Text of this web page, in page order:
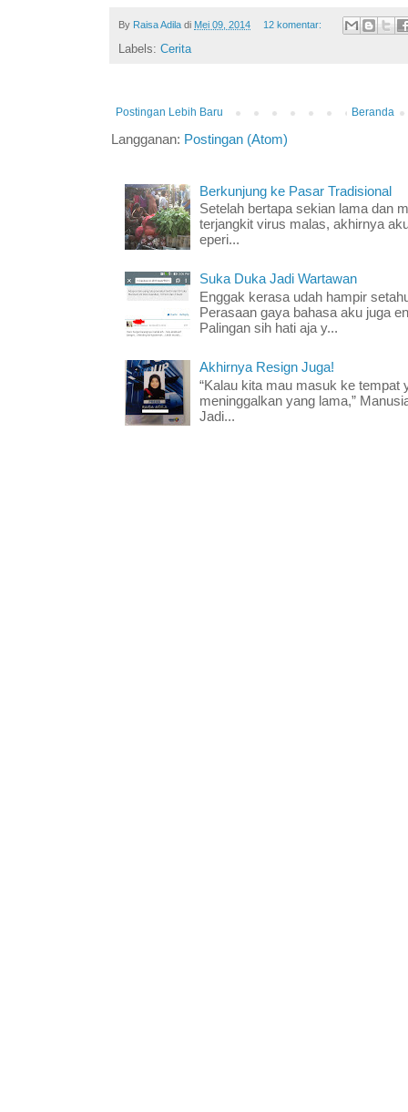
By Raisa Adila di Mei 09, 2014 12 komentar:
Labels: Cerita
Postingan Lebih Baru Beranda
Langganan: Postingan (Atom)
Berkunjung ke Pasar Tradisional
Setelah bertapa sekian lama dan
terjangkit virus malas, akhirnya
eperi...
Suka Duka Jadi Wartawan
Enggak kerasa udah hampir
Perasaan gaya bahasa aku juga
Palingan sih hati aja y...
Akhirnya Resign Juga!
“Kalau kita mau masuk ke tempat
meninggalkan yang lama,”
Jadi...